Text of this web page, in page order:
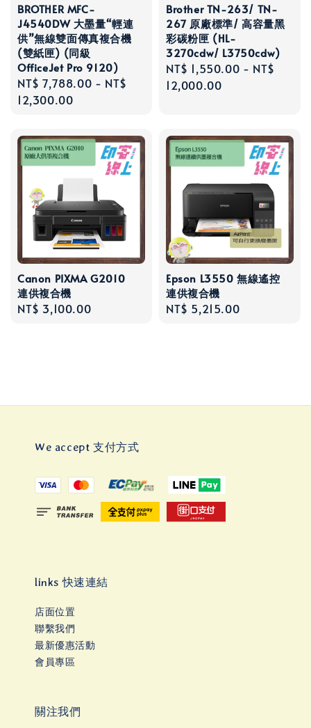
BROTHER MFC-
J4540DW 大墨量“輕連
供”無線雙面傳真複合機
(雙紙匣) (同級
OfficeJet Pro 9120)
Regular
price
NT$ 7,788.00 - NT$
12,300.00
Brother TN-263/ TN-
267 原廠標準/ 高容量黑
彩碳粉匣 (HL-
3270cdw/ L3750cdw)
Regular
price
NT$ 1,550.00 - NT$
12,000.00
Canon PIXMA G2010
連供複合機
Regular
NT$ 3,100.00
Epson L3550 無線遙控
連供複合機
Regular
NT$ 5,215.00
We accept 支付方式
links 快速連結
店面位置
聯繫我們
最新優惠活動
會員專區
關注我們